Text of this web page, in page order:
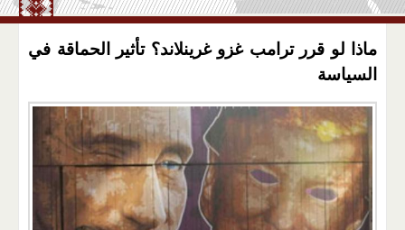
ماذا لو قرر ترامب غزو غرينلاند؟ تأثير الحماقة في
السياسة